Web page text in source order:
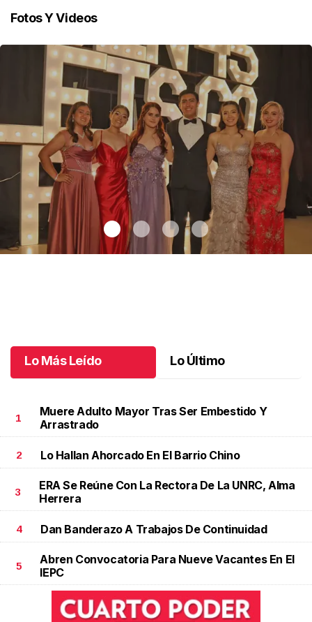
Fotos Y Videos
Lo Más Leído Lo Último
1
Muere Adulto Mayor Tras Ser Embestido Y
Arrastrado
2 Lo Hallan Ahorcado En El Barrio Chino
3
ERA Se Reúne Con La Rectora De La UNRC, Alma
Herrera
4 Dan Banderazo A Trabajos De Continuidad
5
Abren Convocatoria Para Nueve Vacantes En El
IEPC